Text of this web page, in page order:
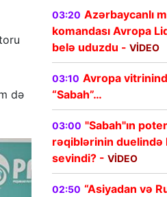
də
03:20 Azərbaycanlı
komandası Avropa
belə uduzdu - VİDEO
03:10 Avropa
“Sabah”…
03:00 "Sabah"ın
rəqiblərinin duelində
sevindi? - VİDEO
02:50 “Asiyadan və